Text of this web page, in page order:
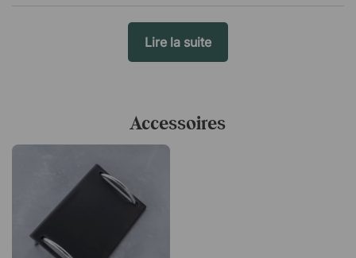
Lire la suite
Accessoires